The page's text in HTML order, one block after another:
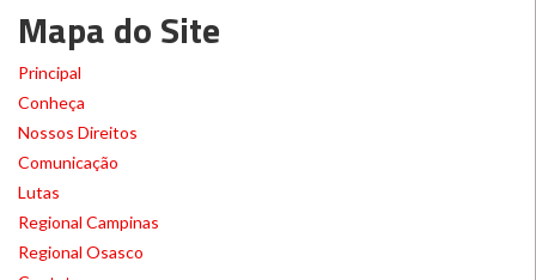
Mapa do Site
Principal
Conheça
Nossos Direitos
Comunicação
Lutas
Regional Campinas
Regional Osasco